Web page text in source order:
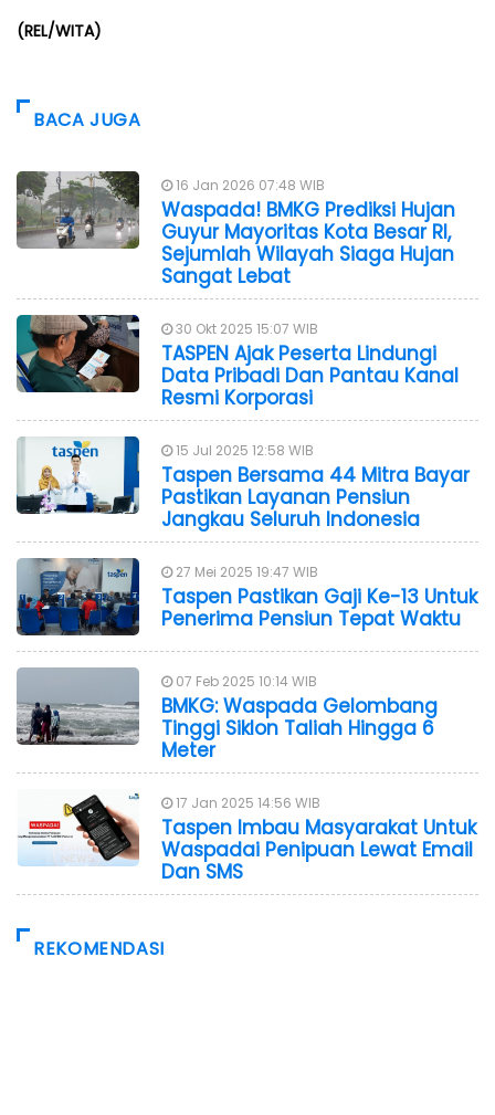
(REL/WITA)
BACA JUGA
16 Jan 2026 07:48 WIB
Waspada! BMKG Prediksi Hujan
Guyur Mayoritas Kota Besar RI,
Sejumlah Wilayah Siaga Hujan
Sangat Lebat
30 Okt 2025 15:07 WIB
TASPEN Ajak Peserta Lindungi
Data Pribadi Dan Pantau Kanal
Resmi Korporasi
15 Jul 2025 12:58 WIB
Taspen Bersama 44 Mitra Bayar
Pastikan Layanan Pensiun
Jangkau Seluruh Indonesia
27 Mei 2025 19:47 WIB
Taspen Pastikan Gaji Ke-13 Untuk
Penerima Pensiun Tepat Waktu
07 Feb 2025 10:14 WIB
BMKG: Waspada Gelombang
Tinggi Siklon Taliah Hingga 6
Meter
17 Jan 2025 14:56 WIB
Taspen Imbau Masyarakat Untuk
Waspadai Penipuan Lewat Email
Dan SMS
REKOMENDASI